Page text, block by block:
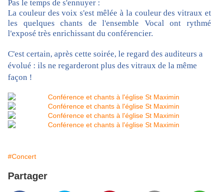
Pas le temps de s'ennuyer :
La couleur des voix s'est mêlée à la couleur des vitraux et
les quelques chants de l'ensemble Vocal ont rythmé
l'exposé très enrichissant du conférencier.
C'est certain, après cette soirée, le regard des auditeurs a
évolué : ils ne regarderont plus des vitraux de la même
façon !
#Concert
Partager